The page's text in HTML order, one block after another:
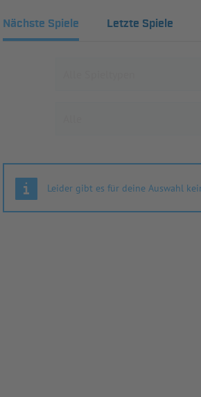
Nächste Spiele Letzte Spiele
Leider gibt es für deine Auswahl